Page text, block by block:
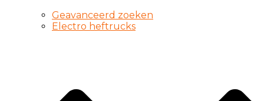
Geavanceerd zoeken
Electro heftrucks